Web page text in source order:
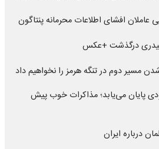
عاملان افشای اطلاعات محرمانه پنتاگون
حیدری درگذشت +عکس
مسیر دوم در تنگه هرمز را نخواهیم داد
پایان می‌یابد؛ مذاکرات خوب پیش
درباره ایران